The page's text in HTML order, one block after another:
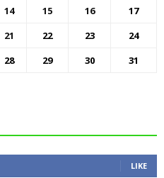
14 15 16
17
21 22 23
24
28 29 30
31
LIKE